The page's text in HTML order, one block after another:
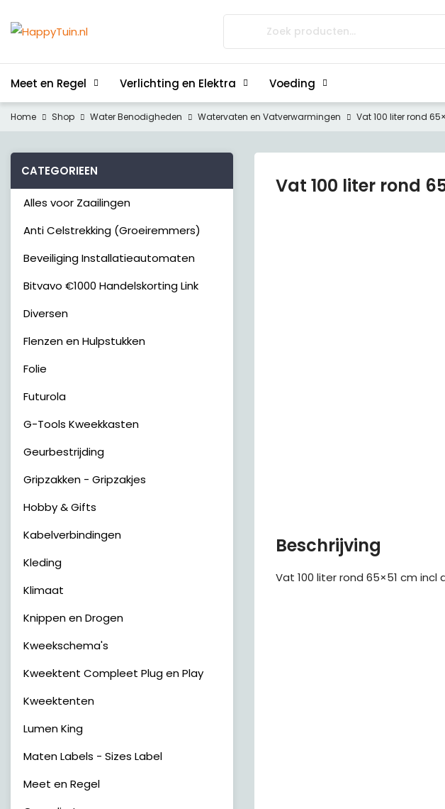
Meet en Regel Verlichting en Elektra Voeding
Home Shop Water Benodigheden Watervaten en Vatverwarmingen Vat 100 liter rond
Vat 100 liter rond
Beschrijving
Vat 100 liter rond 65×51 cm incl
CATEGORIEEN
Alles voor Zaailingen
Anti Celstrekking (Groeiremmers)
Beveiliging Installatieautomaten
Bitvavo €1000 Handelskorting Link
Diversen
Flenzen en Hulpstukken
Folie
Futurola
G-Tools Kweekkasten
Geurbestrijding
Gripzakken - Gripzakjes
Hobby & Gifts
Kabelverbindingen
Kleding
Klimaat
Knippen en Drogen
Kweekschema's
Kweektent Compleet Plug en Play
Kweektenten
Lumen King
Maten Labels - Sizes Label
Meet en Regel